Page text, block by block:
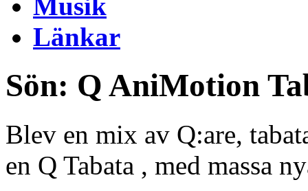
Länkar
Sön: Q AniMotion
Blev en mix av Q:are,
en Q Tabata , med massa